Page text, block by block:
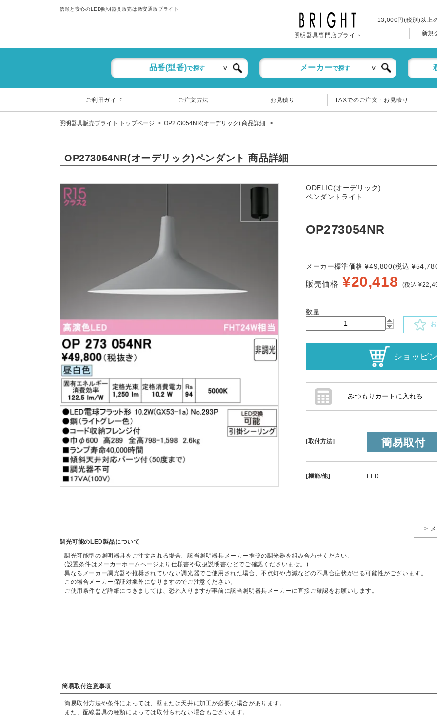
信頼と安心のLED照明器具販売は激安通販ブライト
照明器具専門店ブライト
13,000円(税別)以上
新規
品番(型番)で探す メーカーで探す
ご利用ガイド ご注文方法 お見積り FAXでのご注文・お見積り
照明器具販売ブライト トップページ OP273054NR(オーデリック) 商品詳細
OP273054NR(オーデリック)ペンダント 商品詳細
ODELIC(オーデリック)
ペンダントライト
OP273054NR
メーカー標準価格 ¥49,800(税込
販売価格 ¥20,418 (税込
数量
お
[取付方法] 簡易取付
[機能/他] LED
>
調光可能のLED製品について
調光可能型の照明器具をご注文される場合、該当照明器具メーカー推奨の調光器を組み合わせください。
(設置条件はメーカーホームページより仕様書や取扱説明書などでご確認くださいませ。)
異なるメーカー調光器や推奨されていない調光器でご使用された場合、不点灯や点滅などの不具合症状が出る可能性がございます。
この場合メーカー保証対象外になりますのでご注意ください。
ご使用条件など詳細につきましては、恐れ入りますが事前に該当照明器具メーカーに直接ご確認をお願いします。
簡易取付注意事項
簡易取付方法や条件によっては、壁または天井に加工が必要な場合があります。
また、配線器具の種類によっては取付られない場合もございます。